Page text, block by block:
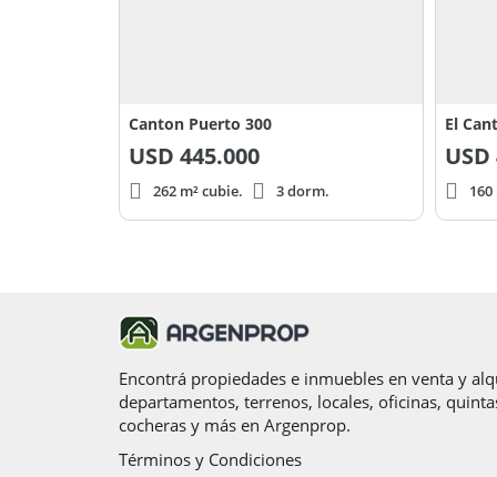
Canton Puerto 300
USD 445.000
262 m² cubie. 3 dorm.
El
USD
Encontrá propiedades e inmuebles en venta y
departamentos, terrenos, locales, oficinas,
cocheras y más en Argenprop.
Términos y Condiciones